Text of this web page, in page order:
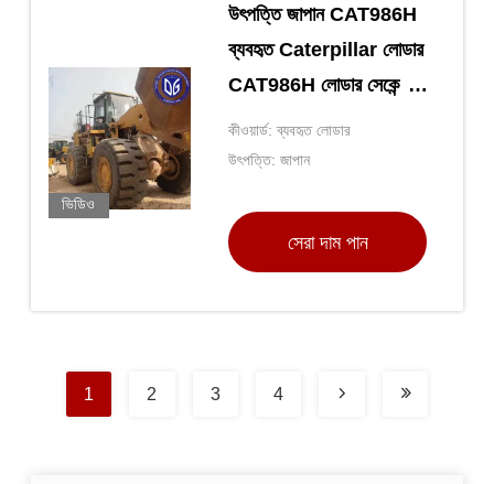
ভিডিও
উৎপত্তি জাপান CAT986H
ব্যবহৃত Caterpillar লোডার
CAT986H লোডার সেকেন্ড
হ্যান্ড Caterpillar
হাইড্রোলিক লোডার
কীওয়ার্ড: ব্যবহৃত লোডার
উৎপত্তি: জাপান
সেরা দাম পান
1 2 3 4